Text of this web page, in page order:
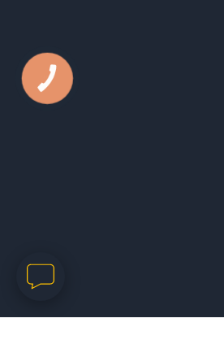
КНОПКА
ЗВ'ЯЗКУ